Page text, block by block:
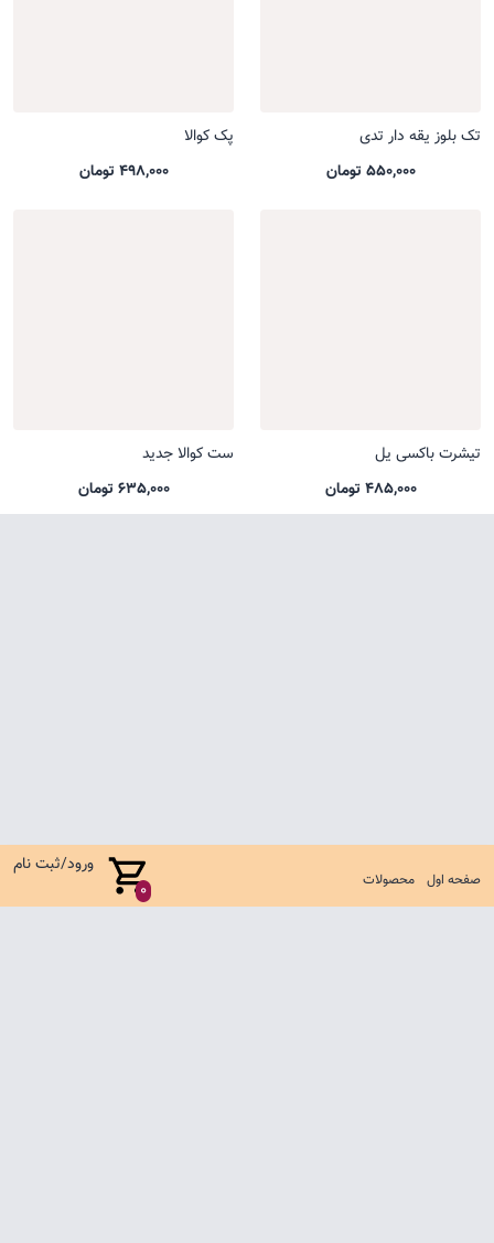
صفحه اول محصولات 0
ورود/ثبت نام
تک بلوز یقه دار تدی
550,000 تومان
پک کوالا
498,000 تومان
تیشرت باکسی یل
485,000 تومان
ست کوالا جدید
635,000 تومان